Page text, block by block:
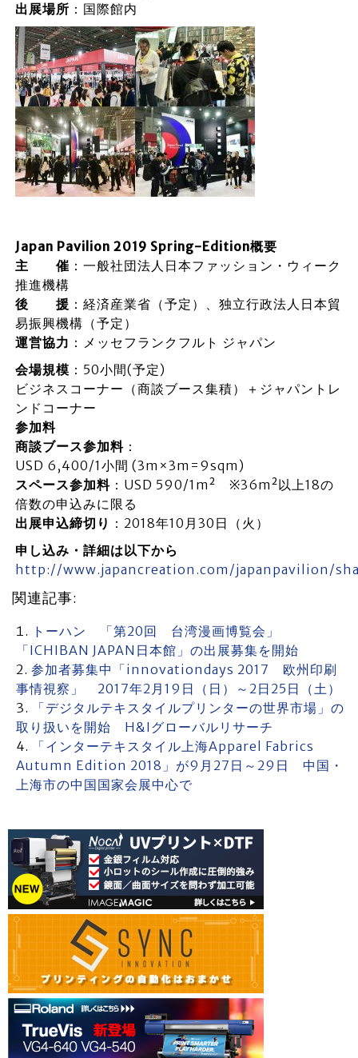
出展場所 ：国際館内
Japan Pavilion 2019 Spring-Edition概要
主 催 ：一般社団法人日本ファッション・ウィーク
推進機構
後 援 ：経済産業省（予定）、独立行政法人日本貿
易振興機構（予定）
運営協力 ：メッセフランクフルト ジャパン
会場規模 ：50小間(予定)
ビジネスコーナー（商談ブース集積）＋ジャパントレ
ンドコーナー
参加料
商談ブース参加料：
USD 6,400/1小間 (3m×3m=9sqm)
スペース参加料：USD 590/1m² ※36m²以上18の
倍数の申込みに限る
出展申込締切り ：2018年10月30日（火）
申し込み・詳細は以下から
http://www.japancreation.com/japanpavilion/
関連記事:
トーハン 「第20回 台湾漫画博覧会」
「ICHIBAN JAPAN日本館」の出展募集を開始
参加者募集中「innovationdays 2017 欧州印刷
事情視察」 2017年2月19日（日）～2日25日（土）
「デジタルテキスタイルプリンターの世界市場」の
取り扱いを開始 H&Iグローバルリサーチ
「インターテキスタイル上海Apparel Fabrics
Autumn Edition 2018」が9月27日～29日 中国・
上海市の中国国家会展中心で